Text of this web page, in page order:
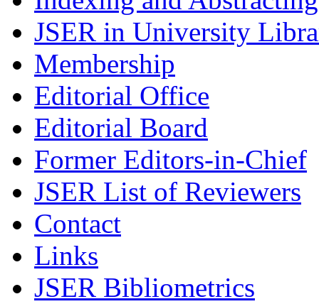
JSER in University
Membership
Editorial Office
Editorial Board
Former Editors-in-Chief
JSER List of Reviewers
Contact
Links
JSER Bibliometrics